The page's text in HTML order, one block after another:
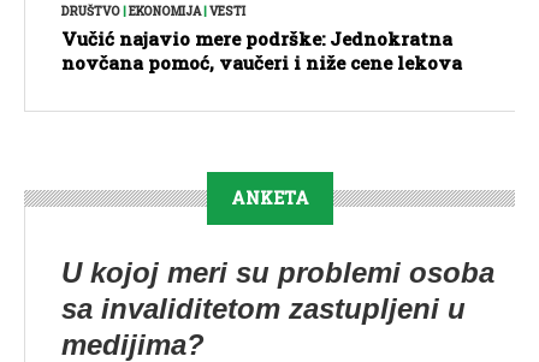
DRUŠTVO|EKONOMIJA|VESTI
Vučić najavio mere podrške: Jednokratna
novčana pomoć, vaučeri i niže cene lekova
ANKETA
U kojoj meri su problemi osoba
sa invaliditetom zastupljeni u
medijima?